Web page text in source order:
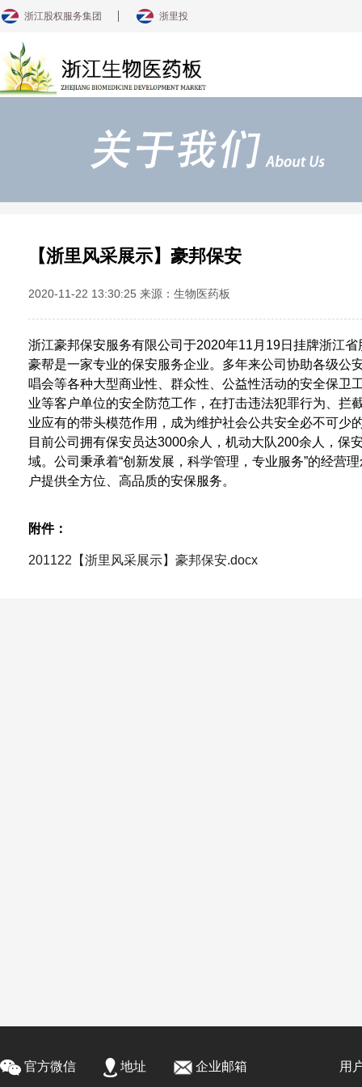
浙江股权服务集团 浙里投
【浙里风采展示】豪邦保安
2020-11-22 13:30:25 来源：生物医药板
浙江豪邦保安服务有限公司于2020年11 月 19日挂牌浙江
豪帮是一家专业的保安服务企业。多年来公司协助各级公
唱会等各种大型商业性、群众性、公益性活动的安全保卫
业等客户单位的安全防范工作，在打击违法犯罪行为、拦
业应有的带头模范作用，成为维护社会公共安全必不可少
目前公司拥有保安员达3000余人，机动大队200余人，保
域。公司秉承着“创新发展，科学管理，专业服务”的经营
户提供全方位、高品质的安保服务。
附件：
201122【浙里风采展示】豪邦保安.docx
官方微信 地址 企业邮箱 用